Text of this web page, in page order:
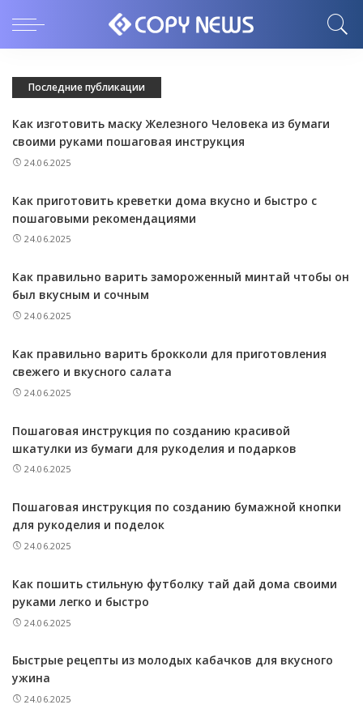
Последние публикации
Как изготовить маску Железного Человека из бумаги
своими руками пошаговая инструкция
24.06.2025
Как приготовить креветки дома вкусно и быстро с
пошаговыми рекомендациями
24.06.2025
Как правильно варить замороженный минтай чтобы он
был вкусным и сочным
24.06.2025
Как правильно варить брокколи для приготовления
свежего и вкусного салата
24.06.2025
Пошаговая инструкция по созданию красивой
шкатулки из бумаги для рукоделия и подарков
24.06.2025
Пошаговая инструкция по созданию бумажной кнопки
для рукоделия и поделок
24.06.2025
Как пошить стильную футболку тай дай дома своими
руками легко и быстро
24.06.2025
Быстрые рецепты из молодых кабачков для вкусного
ужина
24.06.2025